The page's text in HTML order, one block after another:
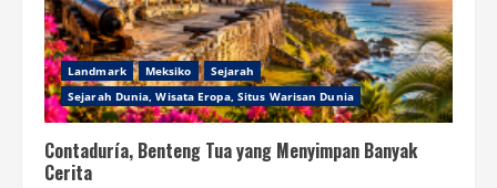
Landmark Meksiko
Sejarah
Sejarah Dunia, Wisata Eropa, Situs Warisan Dunia
Contaduría, Benteng Tua yang Menyimpan Banyak
Cerita